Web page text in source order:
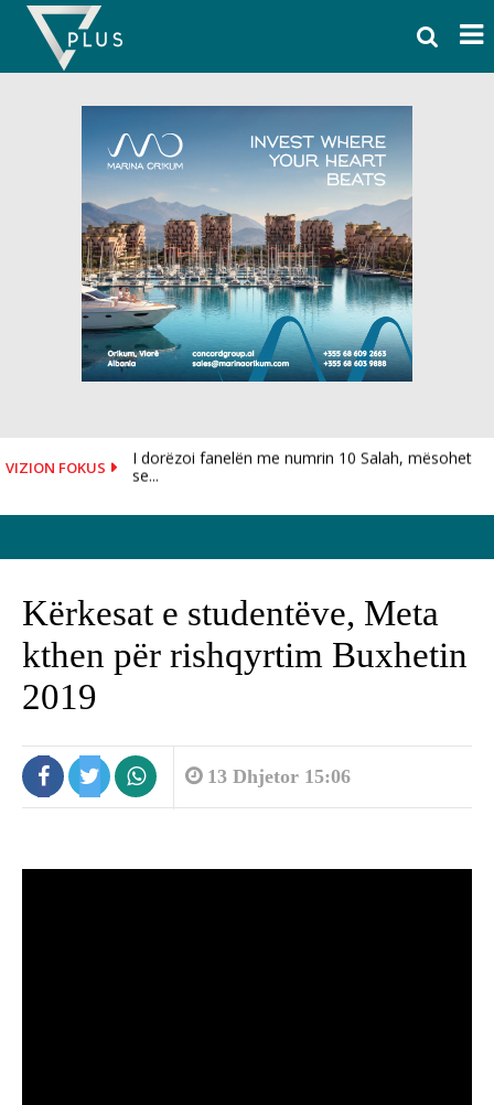
Skip
content
VIZION FOKUS
I dorëzoi fanelën me numrin 10 Salah, mësohet
se...
Kërkesat e studentëve, Meta
kthen për rishqyrtim Buxhetin
2019
13 Dhjetor 15:06